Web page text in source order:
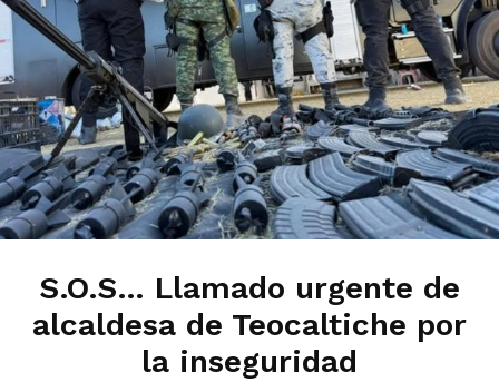
S.O.S… Llamado urgente de
alcaldesa de Teocaltiche por
la inseguridad